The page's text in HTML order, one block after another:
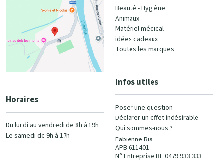
Horaires
Du lundi au vendredi de 8h à 19h
Le samedi de 9h à 17h
Beauté - Hygiène
Animaux
Matériel médical
idées cadeaux
Toutes les marques
Infos utiles
Poser une question
Déclarer un effet indésirable
Qui sommes-nous ?
Fabienne Bia
APB 611401
N° Entreprise BE 0479 933 333